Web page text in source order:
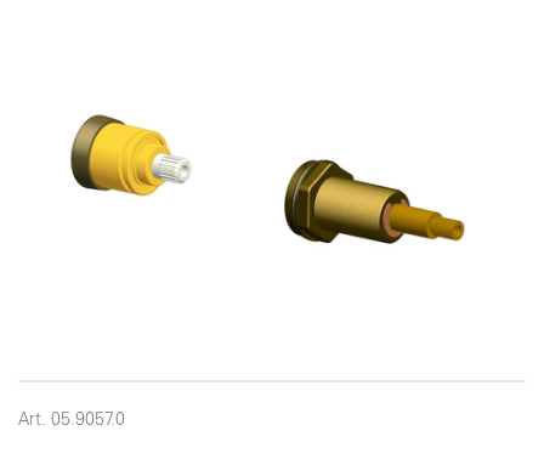
Art. 05.9057.0